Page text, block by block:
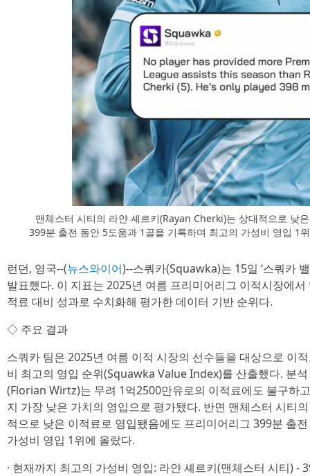
맨체스터 시티의 라얀 셰르키(Rayan Cherki)는 상대적으로 낮
399분 출전 동안 5도움과 1골을 기록하며 최고의 가성비 영입 1
런던, 영국--(뉴스와이어)--스쿼카(Squawka)는 15일 ‘스쿼카
발표했다. 이 지표는 2025년 여름 프리미어리그 이적시장에
적료 대비 성과로 수치화해 평가한 데이터 기반 순위다.
◇ 주요 결과
스쿼카 팀은 2025년 여름 이적 시장의 선수들을 대상으로 이
비 최고의 영입 순위(Squawka Value Index)를 산출했다. 분
(Florian Wirtz)는 무려 1억2500만유로의 이적료에도 불구하
지 가장 낮은 가치의 영입으로 평가됐다. 반면 맨체스터 시티
적으로 낮은 이적료로 영입됐음에도 프리미어리그 399분 출
가성비 영입 1위에 올랐다.
· 현재까지 최고의 가성비 영입: 라얀 셰르키(맨체스터 시티) -